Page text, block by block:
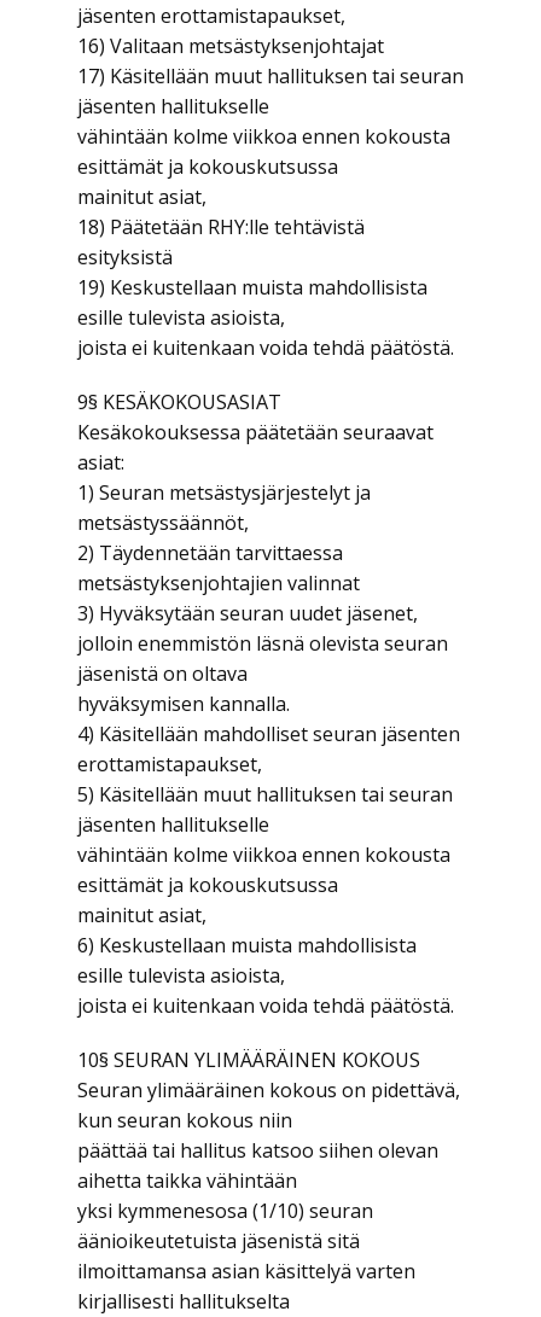
jäsenten erottamistapaukset,
16) Valitaan metsästyksenjohtajat
17) Käsitellään muut hallituksen tai seuran
jäsenten hallitukselle
vähintään kolme viikkoa ennen kokousta
esittämät ja kokouskutsussa
mainitut asiat,
18) Päätetään RHY:lle tehtävistä
esityksistä
19) Keskustellaan muista mahdollisista
esille tulevista asioista,
joista ei kuitenkaan voida tehdä päätöstä.
9§ KESÄKOKOUSASIAT
Kesäkokouksessa päätetään seuraavat
asiat:
1) Seuran metsästysjärjestelyt ja
metsästyssäännöt,
2) Täydennetään tarvittaessa
metsästyksenjohtajien valinnat
3) Hyväksytään seuran uudet jäsenet,
jolloin enemmistön läsnä olevista seuran
jäsenistä on oltava
hyväksymisen kannalla.
4) Käsitellään mahdolliset seuran jäsenten
erottamistapaukset,
5) Käsitellään muut hallituksen tai seuran
jäsenten hallitukselle
vähintään kolme viikkoa ennen kokousta
esittämät ja kokouskutsussa
mainitut asiat,
6) Keskustellaan muista mahdollisista
esille tulevista asioista,
joista ei kuitenkaan voida tehdä päätöstä.
10§ SEURAN YLIMÄÄRÄINEN KOKOUS
Seuran ylimääräinen kokous on pidettävä,
kun seuran kokous niin
päättää tai hallitus katsoo siihen olevan
aihetta taikka vähintään
yksi kymmenesosa (1/10) seuran
äänioikeutetuista jäsenistä sitä
ilmoittamansa asian käsittelyä varten
kirjallisesti hallitukselta